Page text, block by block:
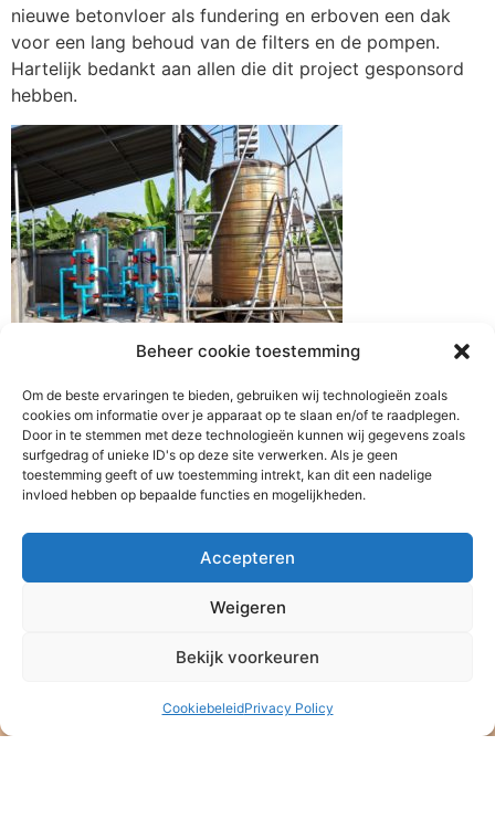
Beheer cookie toestemming
Om de beste ervaringen te bieden, gebruiken wij technologieën zoals
cookies om informatie over je apparaat op te slaan en/of te raadplegen.
Door in te stemmen met deze technologieën kunnen wij gegevens zoals
surfgedrag of unieke ID's op deze site verwerken. Als je geen
toestemming geeft of uw toestemming intrekt, kan dit een nadelige
invloed hebben op bepaalde functies en mogelijkheden.
Accepteren
Weigeren
Bekijk voorkeuren
CookiebeleidPrivacy Policy
nieuwe betonvloer als fundering en erboven een dak
voor een lang behoud van de filters en de pompen.
Hartelijk bedankt aan allen die dit project gesponsord
hebben.
Stichting Baan Phak Phing
ANBI – Algemeen Nut Beogende Instelling